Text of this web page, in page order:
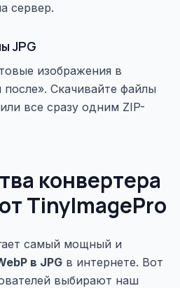
сервер.
JPG
изображения в
Скачивайте файлы
все сразу одним ZIP-
конвертера
TinyImagePro
самый мощный и
в JPG в интернете. Вот
выбирают наш